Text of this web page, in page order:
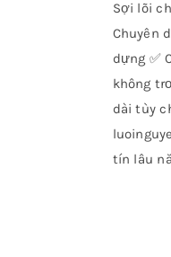
Sợi lõi
Chuyên
dựng ✅
không
dài tùy
tín lâu